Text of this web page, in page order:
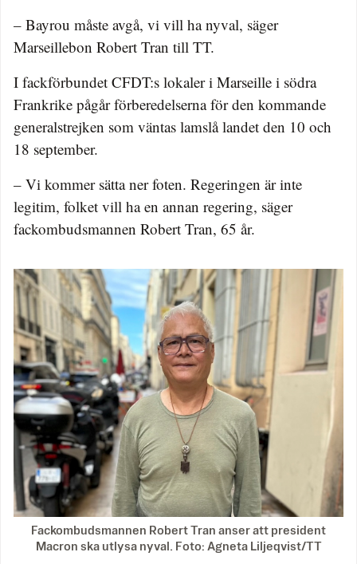
– Bayrou måste avgå, vi vill ha nyval, säger
Marseillebon Robert Tran till TT.
I fackförbundet CFDT:s lokaler i Marseille i södra
Frankrike pågår förberedelserna för den kommande
generalstrejken som väntas lamslå landet den 10 och
18 september.
– Vi kommer sätta ner foten. Regeringen är inte
legitim, folket vill ha en annan regering, säger
fackombudsmannen Robert Tran, 65 år.
Fackombudsmannen Robert Tran anser att president
Macron ska utlysa nyval. Foto: Agneta Liljeqvist/TT